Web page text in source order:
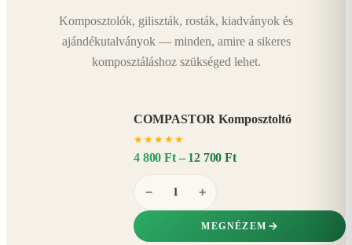
Komposztolók, giliszták, rosták, kiadványok és
ajándékutalványok — minden, amire a sikeres
komposztáláshoz szükséged lehet.
COMPASTOR Komposztoltó
★ ★ ★ ★ ★
4 800 Ft – 12 700 Ft
− +
MEGNÉZEM